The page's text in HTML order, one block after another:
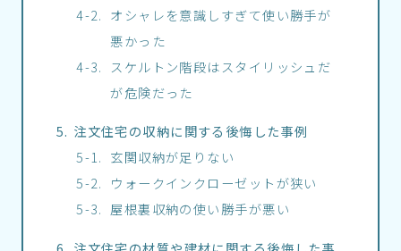
オシャレを意識しすぎて使い勝手が
悪かった
スケルトン階段はスタイリッシュだ
が危険だった
注文住宅の収納に関する後悔した事例
玄関収納が足りない
ウォークインクローゼットが狭い
屋根裏収納の使い勝手が悪い